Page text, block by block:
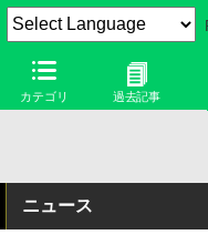
カテゴリ 過去記事
ニュース